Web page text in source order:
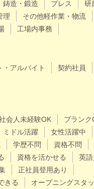
鋳造・鍛造 プレス 研
理
その他軽作業・物流
工場内事務
・アルバイト 契約社員
会人未経験OK
ブランク
ミドル活躍
女性活躍中
学歴不問
資格不問
資格を活かせる
英
正社員登用あり
きる
オープニングスタ